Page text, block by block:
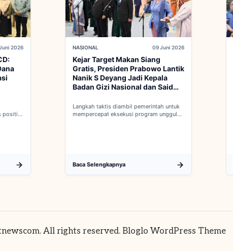
2026
positif
NASIONAL 09 Juni 2026
Kejar Target Makan Siang
Gratis, Presiden Prabowo Lantik
Nanik S Deyang Jadi Kepala
Badan Gizi Nasional dan Said
Langkah taktis diambil pemerintah untuk
mempercepat eksekusi program unggulan
Baca Selengkapnya
All rights reserved.Bloglo WordPress Theme